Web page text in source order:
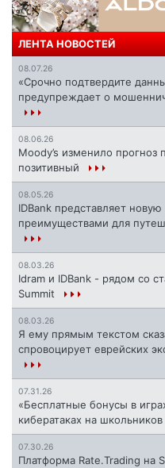
ЛЕНТА НОВОСТЕЙ
08.07.26
«Срочно подтвердите
предупреждает о
08.06.26
Moody’s изменило прогноз
позитивный
08.05.26
IDBank представляет
преимуществами для
08.03.26
Idram и IDBank - рядом со
Summit
08.03.26
Я ему прямым текстом
спровоцирует еврейских
07.31.26
«Бесплатные бонусы в
кибератаках на школьников
07.30.26
Платформа Rate.Trading на